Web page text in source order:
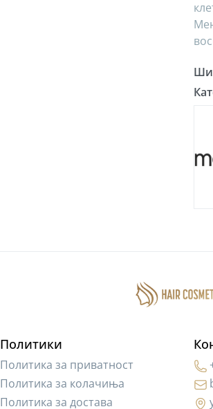
Политики
Политика за приватност
Политика за колачиња
Политика за достава